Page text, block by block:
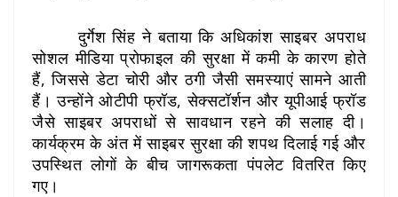
दुर्गेश सिंह ने बताया कि अधिकांश साइबर अपराध
सोशल मीडिया प्रोफाइल की सुरक्षा में कमी के कारण होते
हैं, जिससे डेटा चोरी और ठगी जैसी समस्याएं सामने आती
हैं। उन्होंने ओटीपी फ्रॉड, सेक्सटॉर्शन और यूपीआई फ्रॉड
जैसे साइबर अपराधों से सावधान रहने की सलाह दी।
कार्यक्रम के अंत में साइबर सुरक्षा की शपथ दिलाई गई और
उपस्थित लोगों के बीच जागरूकता पंपलेट वितरित किए
गए।